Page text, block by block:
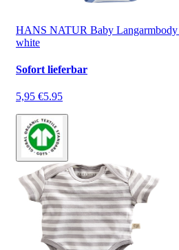
HANS NATUR Baby
white
Sofort lieferbar
5,95 €5.95